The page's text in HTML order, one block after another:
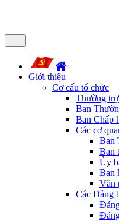
Giới thiệu
Cơ cấu tổ chức
Thường
Ban
Ban Chấp
Các cơ
Ban
Ban
Ủy
Ban
Văn
Các Đảng